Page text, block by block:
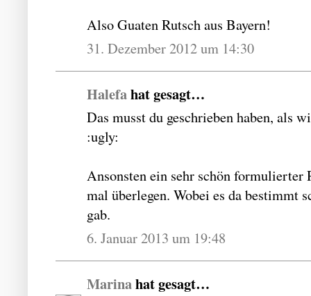
Also Guaten Rutsch aus Bayern!
31. Dezember 2012 um 14:30
Halefahat gesagt…
Das musst du geschrieben haben, als
:ugly:
Ansonsten ein sehr schön
mal überlegen. Wobei es da bestimmt
gab.
6. Januar 2013 um 19:48
Marinahat gesagt…